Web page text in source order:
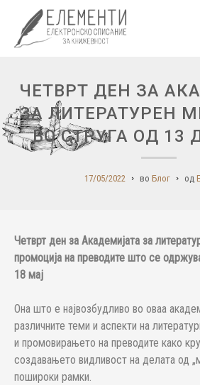
ЧЕТВРТ ДЕН ЗА
ЗА ЛИТЕРАТУРЕН
ВО СТРУГА ОД 13
17/05/2022 во Блог од
Четврт ден за Академијата за
промоција на преводите што се
18 мај
Она што е највозбудливо во оваа
различните теми и аспекти на
и промовирањето на преводите како
создавањето видливост на делата од
пошироки рамки.